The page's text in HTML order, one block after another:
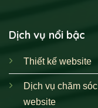
Dịch vụ nổi bậc
Thiết kế website
Dịch vụ chăm sóc
website